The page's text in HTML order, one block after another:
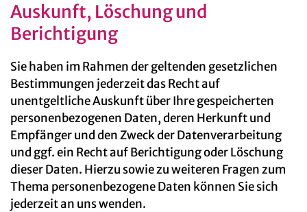
Auskunft, Löschung und
Berichtigung
Sie haben im Rahmen der geltenden gesetzlichen
Bestimmungen jederzeit das Recht auf
unentgeltliche Auskunft über Ihre gespeicherten
personenbezogenen Daten, deren Herkunft und
Empfänger und den Zweck der Datenverarbeitung
und ggf. ein Recht auf Berichtigung oder Löschung
dieser Daten. Hierzu sowie zu weiteren Fragen zum
Thema personenbezogene Daten können Sie sich
jederzeit an uns wenden.